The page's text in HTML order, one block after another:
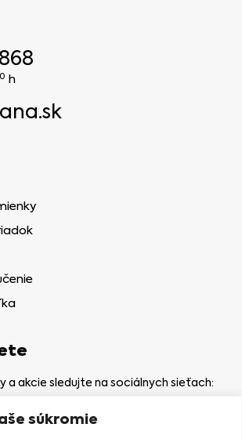
súkromie
h
a akcie sledujte na sociálnych sieťach: